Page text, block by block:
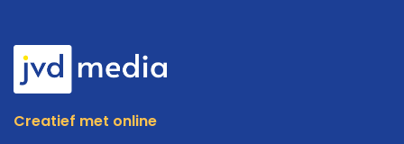
Digitale oplossingen
Creatief met online